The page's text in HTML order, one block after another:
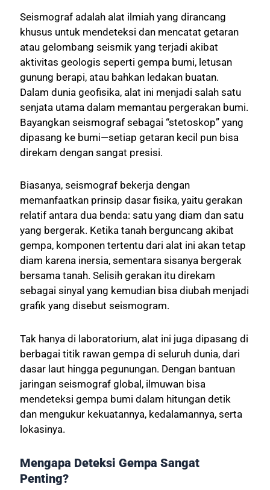
Seismograf adalah alat ilmiah yang dirancang
khusus untuk mendeteksi dan mencatat getaran
atau gelombang seismik yang terjadi akibat
aktivitas geologis seperti gempa bumi, letusan
gunung berapi, atau bahkan ledakan buatan.
Dalam dunia geofisika, alat ini menjadi salah satu
senjata utama dalam memantau pergerakan bumi.
Bayangkan seismograf sebagai “stetoskop” yang
dipasang ke bumi—setiap getaran kecil pun bisa
direkam dengan sangat presisi.
Biasanya, seismograf bekerja dengan
memanfaatkan prinsip dasar fisika, yaitu gerakan
relatif antara dua benda: satu yang diam dan satu
yang bergerak. Ketika tanah berguncang akibat
gempa, komponen tertentu dari alat ini akan tetap
diam karena inersia, sementara sisanya bergerak
bersama tanah. Selisih gerakan itu direkam
sebagai sinyal yang kemudian bisa diubah menjadi
grafik yang disebut seismogram.
Tak hanya di laboratorium, alat ini juga dipasang di
berbagai titik rawan gempa di seluruh dunia, dari
dasar laut hingga pegunungan. Dengan bantuan
jaringan seismograf global, ilmuwan bisa
mendeteksi gempa bumi dalam hitungan detik
dan mengukur kekuatannya, kedalamannya, serta
lokasinya.
Mengapa Deteksi Gempa Sangat
Penting?